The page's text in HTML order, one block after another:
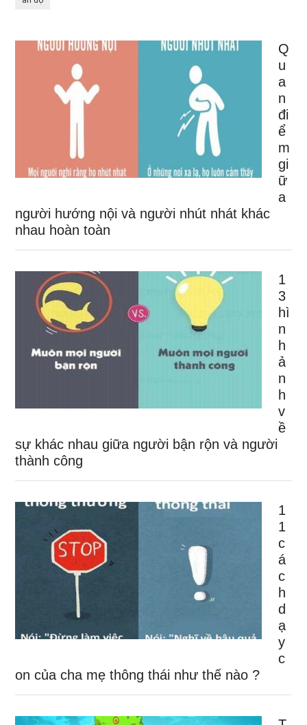
Q
u
a
n
đi
ể
m
gi
ữ
a
người hướng nội và người nhút nhát khác
nhau hoàn toàn
1
3
hì
n
h
ả
n
h
v
ề
sự khác nhau giữa người bận rộn và người
thành công
1
1
c
á
c
h
d
ạ
y
c
on của cha mẹ thông thái như thế nào ?